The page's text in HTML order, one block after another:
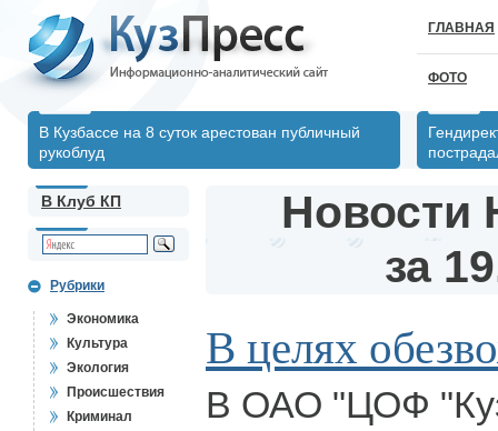
ГЛАВНАЯ
ФОТО
В Кузбассе на 8 суток арестован публичный
рукоблуд
В Клуб КП
Рубрики
Экономика
Культура
Экология
Происшествия
Криминал
Новости
за
В целях
В ОАО "ЦОФ